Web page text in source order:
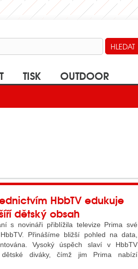
TISK OUTDOOR
HbbTV edukuje
dětský obsah
s novináři přiblížila televize Prima své
Přinášíme bližší pohled na data,
Vysoký úspěch slaví v HbbTV
dětské diváky, čímž jim Prima nabízí